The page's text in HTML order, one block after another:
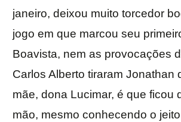
janeiro, deixou muito torcedor
jogo em que marcou seu
Boavista, nem as provocações
Carlos Alberto tiraram Jonathan
mãe, dona Lucimar, é que ficou
mão, mesmo conhecendo o